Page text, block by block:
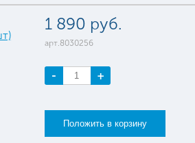
1 890 руб.
арт.8030256
- +